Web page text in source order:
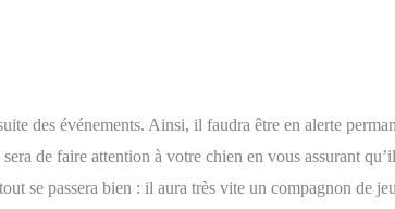
des événements. Ainsi, il faudra être en alerte
de faire attention à votre chien en vous assurant
se passera bien : il aura très vite un compagnon de